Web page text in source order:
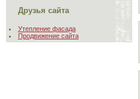
Друзья сайта
Утепление фасада
Продвижение сайта